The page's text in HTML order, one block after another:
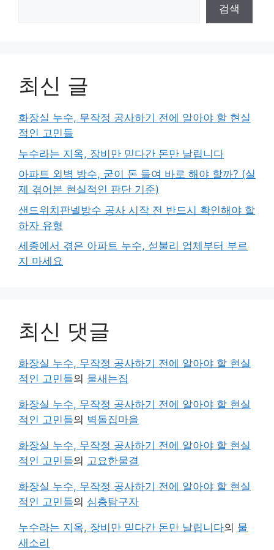
검색
최신 글
화장실 누수, 무작정 공사하기 전에 알아야 할 현실
적인 고민들
누수라는 지옥, 장비만 믿다간 돈만 날립니다
아파트 외벽 방수, 굳이 돈 들여 바로 해야 할까? (실
제 겪어본 현실적인 판단 기준)
샌드위치판넬방수 공사 시작 전 반드시 확인해야 할
하자 유형
세종에서 겪은 아파트 누수, 섣불리 업체부터 부르
지 마세요
최신 댓글
화장실 누수, 무작정 공사하기 전에 알아야 할 현실
적인 고민들의 물새는집
화장실 누수, 무작정 공사하기 전에 알아야 할 현실
적인 고민들의 벽돌집마을
화장실 누수, 무작정 공사하기 전에 알아야 할 현실
적인 고민들의 고요한물결
화장실 누수, 무작정 공사하기 전에 알아야 할 현실
적인 고민들의 심층탐구자
누수라는 지옥, 장비만 믿다간 돈만 날립니다의 물
새소리